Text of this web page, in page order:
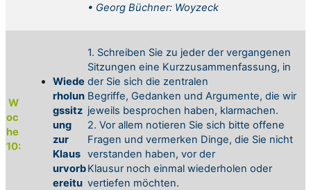
• Georg Büchner: Woyzeck
W
oc
he
10:
Wiede
rholun
gssitz
ung
zur
Klaus
urvorb
ereitu
1. Schreiben Sie zu jeder der vergangenen
Sitzungen eine Kurzzusammenfassung, in
der Sie sich die zentralen
Begriffe, Gedanken und Argumente, die wir
jeweils besprochen haben, klarmachen.
2. Vor allem notieren Sie sich bitte offene
Fragen und vermerken Dinge, die Sie nicht
verstanden haben, vor der
Klausur noch einmal wiederholen oder
vertiefen möchten.